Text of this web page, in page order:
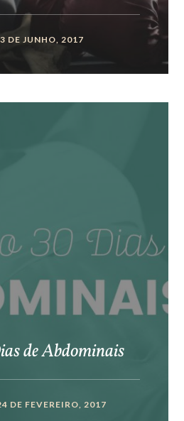
DE JUNHO, 2017
de Abdominais
DE FEVEREIRO, 2017